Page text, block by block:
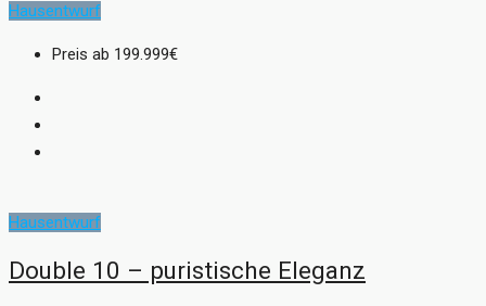
Hausentwurf
Preis ab 199.999€
Hausentwurf
Double 10 – puristische Eleganz